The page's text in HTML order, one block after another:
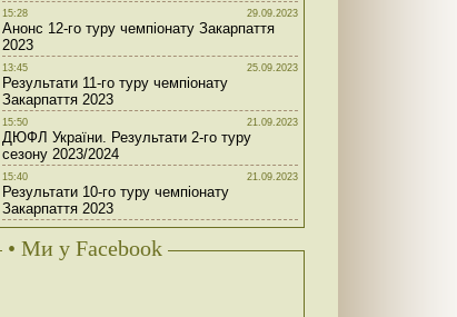
15:28 29.09.2023
Анонс 12-го туру чемпіонату Закарпаття
2023
13:45 25.09.2023
Результати 11-го туру чемпіонату
Закарпаття 2023
15:50 21.09.2023
ДЮФЛ України. Результати 2-го туру
сезону 2023/2024
15:40 21.09.2023
Результати 10-го туру чемпіонату
Закарпаття 2023
• Ми у Facebook